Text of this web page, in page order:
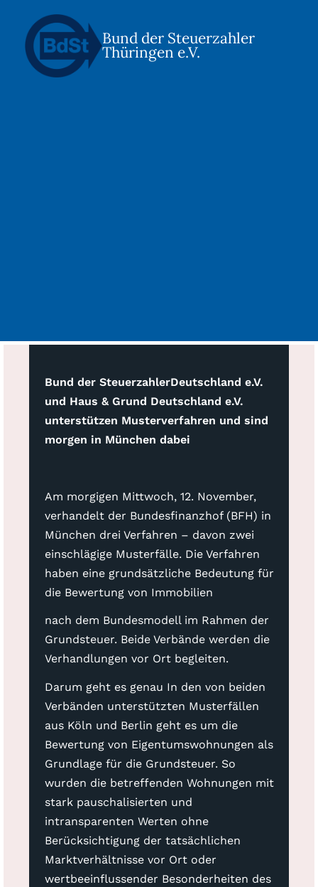
Bund der Steuerzahler
Thüringen e.V.
Bund der SteuerzahlerDeutschland e.V.
und Haus & Grund Deutschland e.V.
unterstützen Musterverfahren und sind
morgen in München dabei
Am morgigen Mittwoch, 12. November,
verhandelt der Bundesfinanzhof (BFH) in
München drei Verfahren – davon zwei
einschlägige Musterfälle. Die Verfahren
haben eine grundsätzliche Bedeutung für
die Bewertung von Immobilien
nach dem Bundesmodell im Rahmen der
Grundsteuer. Beide Verbände werden die
Verhandlungen vor Ort begleiten.
Darum geht es genau In den von beiden
Verbänden unterstützten Musterfällen
aus Köln und Berlin geht es um die
Bewertung von Eigentumswohnungen als
Grundlage für die Grundsteuer. So
wurden die betreffenden Wohnungen mit
stark pauschalisierten und
intransparenten Werten ohne
Berücksichtigung der tatsächlichen
Marktverhältnisse vor Ort oder
wertbeeinflussender Besonderheiten des